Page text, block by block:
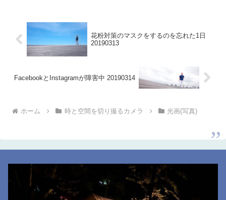
花粉対策のマスクをするのを忘れた1日
20190313
FacebookとInstagramが障害中 20190314
ホーム 時と空間を切り撮るカメラ 光画(写真)